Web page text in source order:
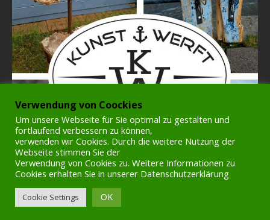
Verwendung von Coockies
Um unsere Webseite für Sie optimal zu gestalten und
fortlaufend verbessern zu können,
verwenden wir Cookies. Durch die weitere Nutzung der
Webseite stimmen Sie der
Verwendung von Cookies zu. Weitere Informationen zu
Cookies erhalten Sie in unserer Datenschutzerklärung
Cookie Settings OK